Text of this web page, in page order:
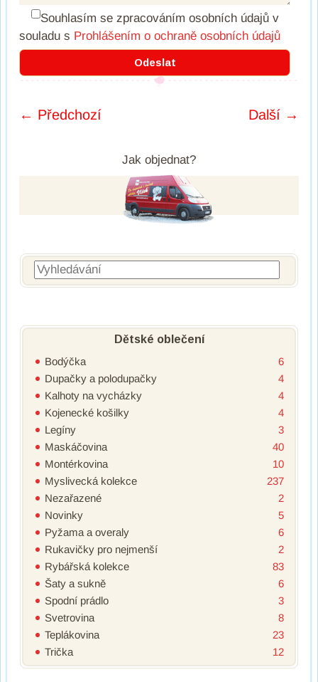
Souhlasím se zpracováním osobních údajů v
souladu s Prohlášením o ochraně osobních údajů
← Předchozí Další →
Jak objednat?
Vyhledávání
Dětské oblečení
Bodýčka
6
Dupačky a polodupačky
4
Kalhoty na vycházky
4
Kojenecké košilky
4
Legíny
3
Maskáčovina
40
Montérkovina
10
Myslivecká kolekce
237
Nezařazené
2
Novinky
5
Pyžama a overaly
6
Rukavičky pro nejmenší
2
Rybářská kolekce
83
Šaty a sukně
6
Spodní prádlo
3
Svetrovina
8
Teplákovina
23
Trička
12